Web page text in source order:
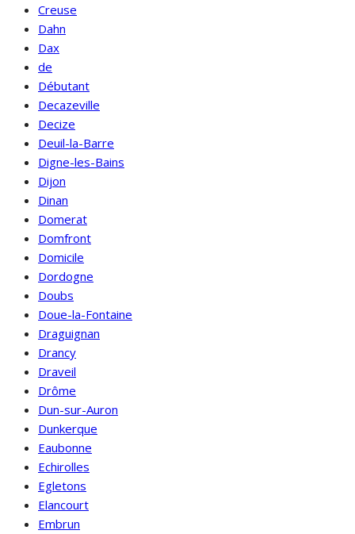
Creuse
Dahn
Dax
de
Débutant
Decazeville
Decize
Deuil-la-Barre
Digne-les-Bains
Dijon
Dinan
Domerat
Domfront
Domicile
Dordogne
Doubs
Doue-la-Fontaine
Draguignan
Drancy
Draveil
Drôme
Dun-sur-Auron
Dunkerque
Eaubonne
Echirolles
Egletons
Elancourt
Embrun